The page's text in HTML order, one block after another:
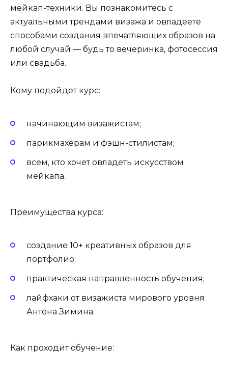
мейкап-техники. Вы познакомитесь с
актуальными трендами визажа и овладеете
способами создания впечатляющих образов на
любой случай — будь то вечеринка, фотосессия
или свадьба.
Кому подойдет курс:
начинающим визажистам;
парикмахерам и фэшн-стилистам;
всем, кто хочет овладеть искусством
мейкапа.
Преимущества курса:
создание 10+ креативных образов для
портфолио;
практическая направленность обучения;
лайфхаки от визажиста мирового уровня
Антона Зимина.
Как проходит обучение: